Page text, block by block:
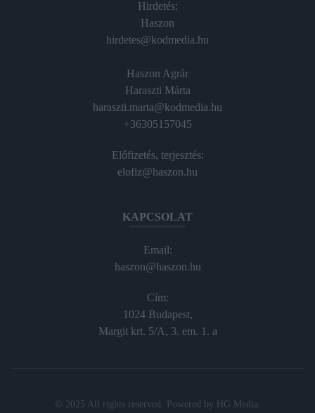
Hirdetés:
Haszon
hirdetes@kodmedia.hu
Haszon Agrár
Haraszti Márta
haraszti.marta@kodmedia.hu
+36305157045
Előfizetés, terjesztés:
elofiz@haszon.hu
KAPCSOLAT
Email:
haszon@haszon.hu
Cím:
1024 Budapest,
Margit krt. 5/A, 3. em. 1. a
© 2025 All rights reserved. Powered by HG Media